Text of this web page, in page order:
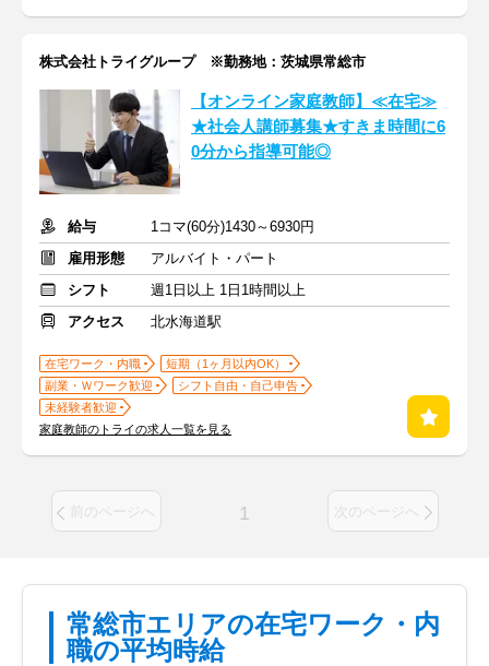
株式会社トライグループ ※勤務地：茨城県常総市
【オンライン家庭教師】≪在宅≫
★社会人講師募集★すきま時間に6
0分から指導可能◎
給与
1コマ(60分)1430～6930円
雇用形態
アルバイト・パート
シフト
週1日以上 1日1時間以上
アクセス
北水海道駅
在宅ワーク・内職
短期（1ヶ月以内OK）
副業・Ｗワーク歓迎
シフト自由・自己申告
未経験者歓迎
家庭教師のトライの求人一覧を見る
前のページへ 1 次のページへ
常総市エリアの在宅ワーク・内
職の平均時給